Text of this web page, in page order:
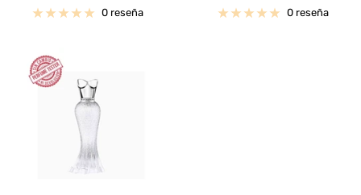
de
0 reseña
de
0 reseña